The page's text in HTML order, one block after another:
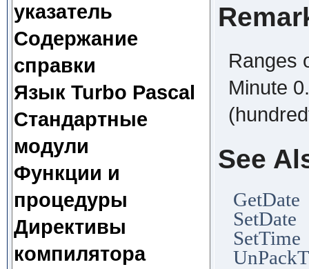
указатель
Содержание
справки
Язык Turbo Pascal
Стандартные
модули
Функции и
процедуры
Директивы
компилятора
Ranges
Minute
See
GetDate
SetDate
SetTime